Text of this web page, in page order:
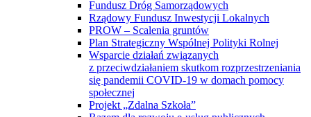
Fundusz Dróg Samorządowych
Rządowy Fundusz Inwestycji Lokalnych
PROW – Scalenia gruntów
Plan Strategiczny Wspólnej Polityki Rolnej
Wsparcie działań związanych
z przeciwdziałaniem skutkom rozprzestrzeniania
się pandemii COVID-19 w domach pomocy
społecznej
Projekt „Zdalna Szkoła”